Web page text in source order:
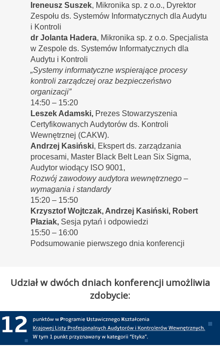
Ireneusz Suszek, Mikronika sp. z o.o., Dyrektor
Zespołu ds. Systemów Informatycznych dla Audytu
i Kontroli
dr Jolanta Hadera, Mikronika sp. z o.o. Specjalista
w Zespole ds. Systemów Informatycznych dla
Audytu i Kontroli
„Systemy informatyczne wspierające procesy
kontroli zarządczej oraz bezpieczeństwo
organizacji”
14:50 – 15:20
Leszek Adamski, Prezes Stowarzyszenia
Certyfikowanych Audytorów ds. Kontroli
Wewnętrznej (CAKW).
Andrzej Kasiński, Ekspert ds. zarządzania
procesami, Master Black Belt Lean Six Sigma,
Audytor wiodący ISO 9001,
Rozwój zawodowy audytora wewnętrznego –
wymagania i standardy
15:20 – 15:50
Krzysztof Wojtczak, Andrzej Kasiński, Robert
Płaziak, Sesja pytań i odpowiedzi
15:50 – 16:00
Podsumowanie pierwszego dnia konferencji
Udział w dwóch dniach konferencji umożliwia
zdobycie: